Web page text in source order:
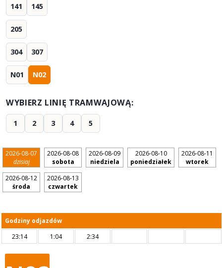
141 145
205
304 307
N01 N02
WYBIERZ LINIĘ TRAMWAJOWĄ:
1 2 3 4 5
2026-08-07
dzisiaj
2026-08-08
sobota
2026-08-09
niedziela
2026-08-10
poniedziałek
2026-08-11
wtorek
2026-08-12
środa
2026-08-13
czwartek
Godziny odjazdów
23:14
1:04 2:34